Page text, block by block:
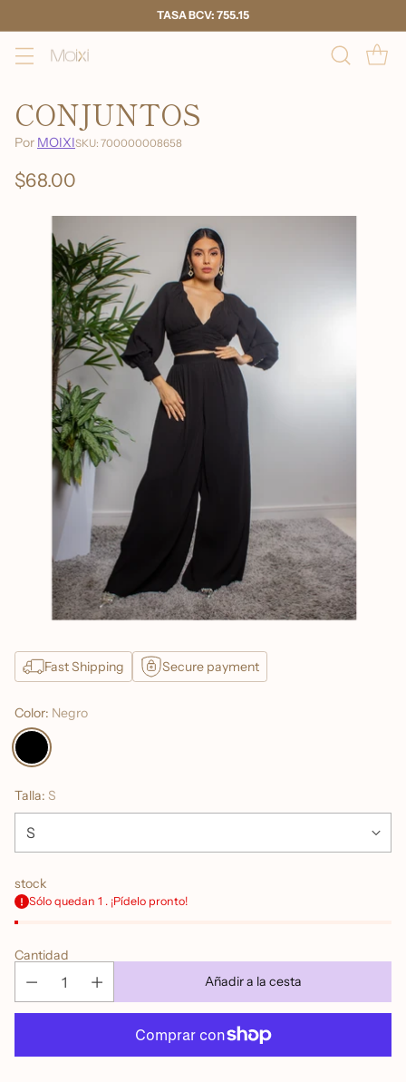
TASA BCV: 755.15
CONJUNTOS
Por MOIXISKU: 700000008658
Precio
habitual
$68.00
Fast Shipping Secure payment
Color: Negro
Talla: S
stock
Sólo quedan 1 . ¡Pídelo pronto!
Cantidad
Añadir a la cesta